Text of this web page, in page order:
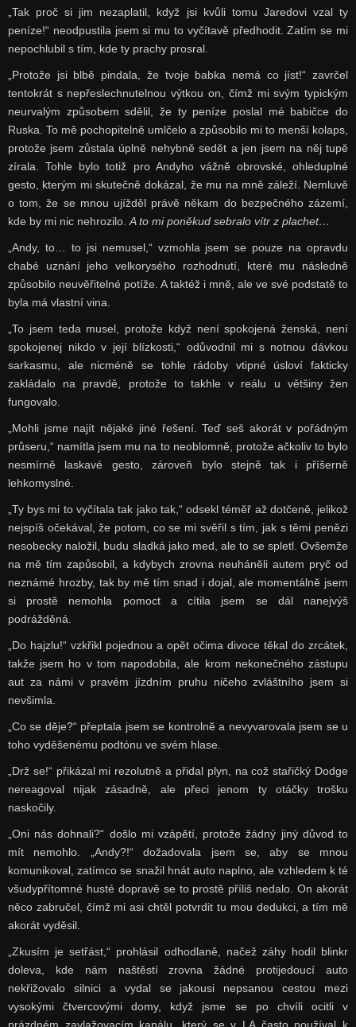
„Tak proč si jim nezaplatil, když jsi kvůli tomu Jaredovi vzal ty
peníze!“ neodpustila jsem si mu to vyčítavě předhodit. Zatím se mi
nepochlubil s tím, kde ty prachy prosral.
„Protože jsi blbě pindala, že tvoje babka nemá co jíst!“ zavrčel
tentokrát s nepřeslechnutelnou výtkou on, čímž mi svým typickým
neurvalým způsobem sdělil, že ty peníze poslal mé babičce do
Ruska. To mě pochopitelně umlčelo a způsobilo mi to menší kolaps,
protože jsem zůstala úplně nehybně sedět a jen jsem na něj tupě
zírala. Tohle bylo totiž pro Andyho vážně obrovské, ohleduplné
gesto, kterým mi skutečně dokázal, že mu na mně záleží. Nemluvě
o tom, že se mnou ujížděl právě někam do bezpečného zázemí,
kde by mi nic nehrozilo. A to mi poněkud sebralo vítr z plachet…
„Andy, to… to jsi nemusel,“ vzmohla jsem se pouze na opravdu
chabé uznání jeho velkorysého rozhodnutí, které mu následně
způsobilo neuvěřitelné potíže. A taktéž i mně, ale ve své podstatě to
byla má vlastní vina.
„To jsem teda musel, protože když není spokojená ženská, není
spokojenej nikdo v její blízkosti,“ odůvodnil mi s notnou dávkou
sarkasmu, ale nicméně se tohle rádoby vtipné úsloví fakticky
zakládalo na pravdě, protože to takhle v reálu u většiny žen
fungovalo.
„Mohli jsme najít nějaké jiné řešení. Teď seš akorát v pořádným
průseru,“ namítla jsem mu na to neoblomně, protože ačkoliv to bylo
nesmírně laskavé gesto, zároveň bylo stejně tak i příšerně
lehkomyslné.
„Ty bys mi to vyčítala tak jako tak,“ odsekl téměř až dotčeně, jelikož
nejspíš očekával, že potom, co se mi svěřil s tím, jak s těmi penězi
nesobecky naložil, budu sladká jako med, ale to se spletl. Ovšemže
na mě tím zapůsobil, a kdybych zrovna neuháněli autem pryč od
neznámé hrozby, tak by mě tím snad i dojal, ale momentálně jsem
si prostě nemohla pomoct a cítila jsem se dál nanejvýš
podrážděná.
„Do hajzlu!“ vzkřikl pojednou a opět očima divoce těkal do zrcátek,
takže jsem ho v tom napodobila, ale krom nekonečného zástupu
aut za námi v pravém jízdním pruhu ničeho zvláštního jsem si
nevšimla.
„Co se děje?“ přeptala jsem se kontrolně a nevyvarovala jsem se u
toho vyděšenému podtónu ve svém hlase.
„Drž se!“ přikázal mi rezolutně a přidal plyn, na což stařičký Dodge
nereagoval nijak zásadně, ale přeci jenom ty otáčky trošku
naskočily.
„Oni nás dohnali?“ došlo mi vzápětí, protože žádný jiný důvod to
mít nemohlo. „Andy?!“ dožadovala jsem se, aby se mnou
komunikoval, zatímco se snažil hnát auto naplno, ale vzhledem k té
všudypřítomné husté dopravě se to prostě příliš nedalo. On akorát
něco zabručel, čímž mi asi chtěl potvrdit tu mou dedukci, a tím mě
akorát vyděsil.
„Zkusím je setřást,“ prohlásil odhodlaně, načež záhy hodil blinkr
doleva, kde nám naštěstí zrovna žádné protijedoucí auto
nekřižovalo silnici a vydal se jakousi nepsanou cestou mezi
vysokými čtvercovými domy, když jsme se po chvíli ocitli v